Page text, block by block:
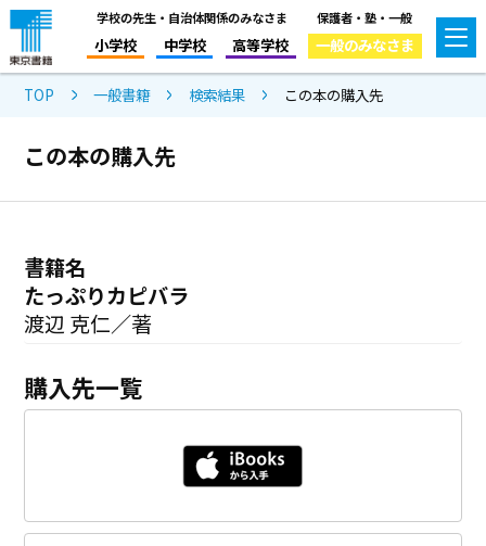
学校の先生・自治体関係のみなさま
小学校 中学校 高等学校
保護者・塾・一般
一般のみなさま
TOP 一般書籍 検索結果 この本の購入先
この本の購入先
書籍名
たっぷりカピバラ
渡辺 克仁／著
購入先一覧